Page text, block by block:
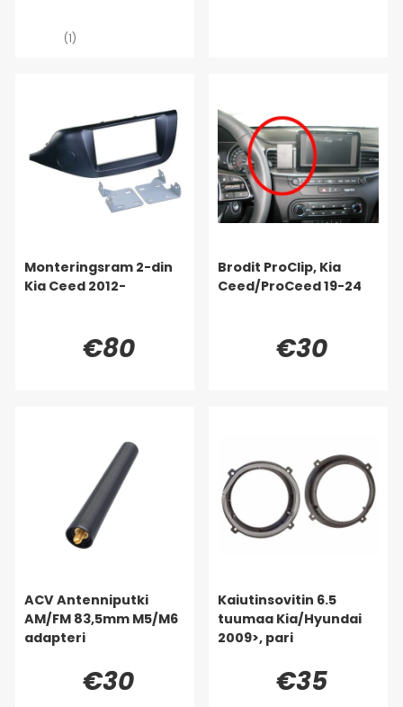
(1)
Monteringsram 2-din
Kia Ceed 2012-
€80
Brodit ProClip, Kia
Ceed/ProCeed 19-24
€30
ACV Antenniputki
AM/FM 83,5mm M5/M6
adapteri
€30
Kaiutinsovitin 6.5
tuumaa Kia/Hyundai
2009>, pari
€35